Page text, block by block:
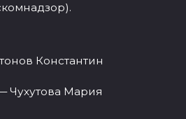
Константин
Чухутова Мария